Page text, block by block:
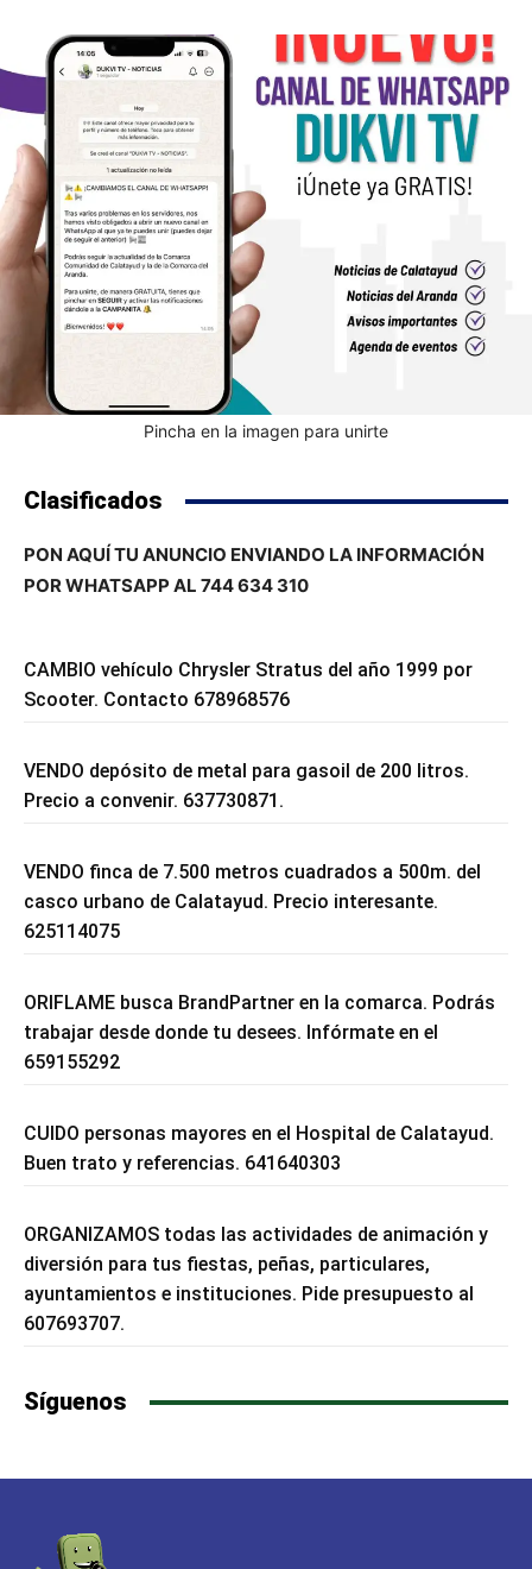
Pincha en la imagen para unirte
Clasificados
PON AQUÍ TU ANUNCIO ENVIANDO LA INFORMACIÓN
POR WHATSAPP AL 744 634 310
CAMBIO vehículo Chrysler Stratus del año 1999 por
Scooter. Contacto 678968576
VENDO depósito de metal para gasoil de 200 litros.
Precio a convenir. 637730871.
VENDO finca de 7.500 metros cuadrados a 500m. del
casco urbano de Calatayud. Precio interesante.
625114075
ORIFLAME busca BrandPartner en la comarca. Podrás
trabajar desde donde tu desees. Infórmate en el
659155292
CUIDO personas mayores en el Hospital de Calatayud.
Buen trato y referencias. 641640303
ORGANIZAMOS todas las actividades de animación y
diversión para tus fiestas, peñas, particulares,
ayuntamientos e instituciones. Pide presupuesto al
607693707.
Síguenos